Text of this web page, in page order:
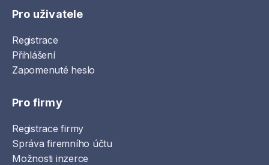
Pro uživatele
Registrace
Přihlášení
Zapomenuté heslo
Pro firmy
Registrace firmy
Správa firemního účtu
Možnosti inzerce